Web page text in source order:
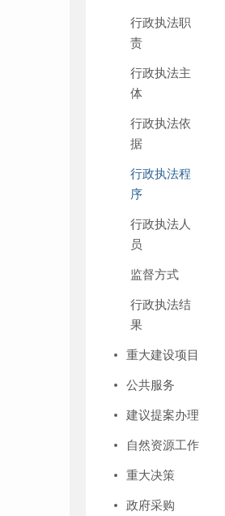
行政执法职
责
行政执法主
体
行政执法依
据
行政执法程
序
行政执法人
员
监督方式
行政执法结
果
重大建设项目
公共服务
建议提案办理
自然资源工作
重大决策
政府采购